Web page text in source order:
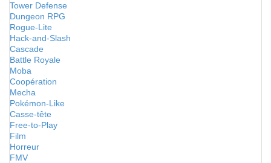
Tower Defense
Dungeon RPG
Rogue-Lite
Hack-and-Slash
Cascade
Battle Royale
Moba
Coopération
Mecha
Pokémon-Like
Casse-tête
Free-to-Play
Film
Horreur
FMV